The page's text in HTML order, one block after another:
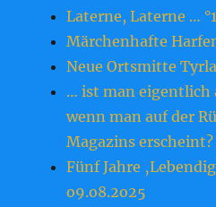
Laterne, Laterne …
Märchenhafte
Neue Ortsmitte
… ist man eigentlich
wenn man auf der
Magazins erscheint?
Fünf Jahre
o9.o8.2o25